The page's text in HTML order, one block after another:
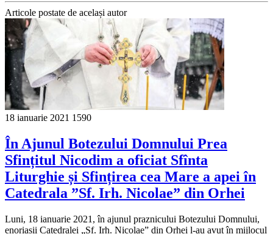
Articole postate de același autor
18 ianuarie 2021 1590
În Ajunul Botezului Domnului Prea
Sfințitul Nicodim a oficiat Sfînta
Liturghie și Sfințirea cea Mare a apei în
Catedrala ”Sf. Irh. Nicolae” din Orhei
Luni, 18 ianuarie 2021, în ajunul praznicului Botezului Domnului,
enoriașii Catedralei „Sf. Irh. Nicolae” din Orhei l-au avut în mijlocul